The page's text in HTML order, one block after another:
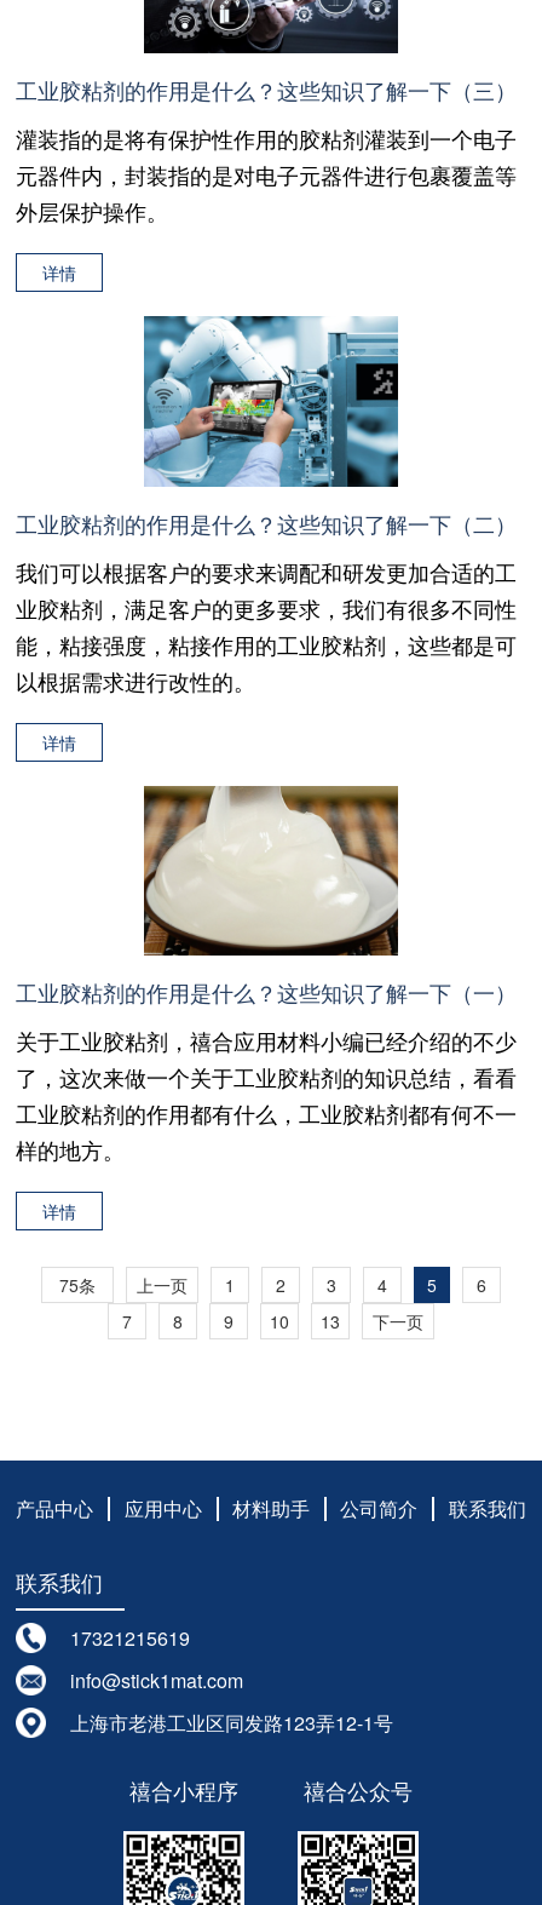
工业胶粘剂的作用是什么？这些知识了解一下（三）
灌装指的是将有保护性作用的胶粘剂灌装到一个电子
元器件内，封装指的是对电子元器件进行包裹覆盖等
外层保护操作。
详情
工业胶粘剂的作用是什么？这些知识了解一下（二）
我们可以根据客户的要求来调配和研发更加合适的工
业胶粘剂，满足客户的更多要求，我们有很多不同性
能，粘接强度，粘接作用的工业胶粘剂，这些都是可
以根据需求进行改性的。
详情
工业胶粘剂的作用是什么？这些知识了解一下（一）
关于工业胶粘剂，禧合应用材料小编已经介绍的不少
了，这次来做一个关于工业胶粘剂的知识总结，看看
工业胶粘剂的作用都有什么，工业胶粘剂都有何不一
样的地方。
详情
75条 上一页 1 2 3 4 5
6
7
8 9 10 13 下一页
产品中心 应用中心 材料助手 公司简介 联系我们
联系我们
17321215619
info@stick1mat.com
上海市老港工业区同发路123弄12-1号
禧合小程序 禧合公众号